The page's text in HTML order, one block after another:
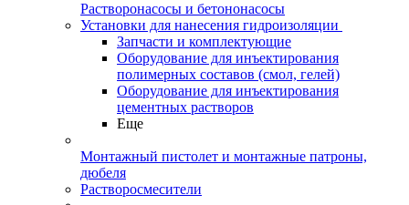
Растворонасосы и бетононасосы
Установки для нанесения гидроизоляции
Запчасти и комплектующие
Оборудование для инъектирования
полимерных составов (смол, гелей)
Оборудование для инъектирования
цементных растворов
Еще
Монтажный пистолет и монтажные патроны,
дюбеля
Растворосмесители